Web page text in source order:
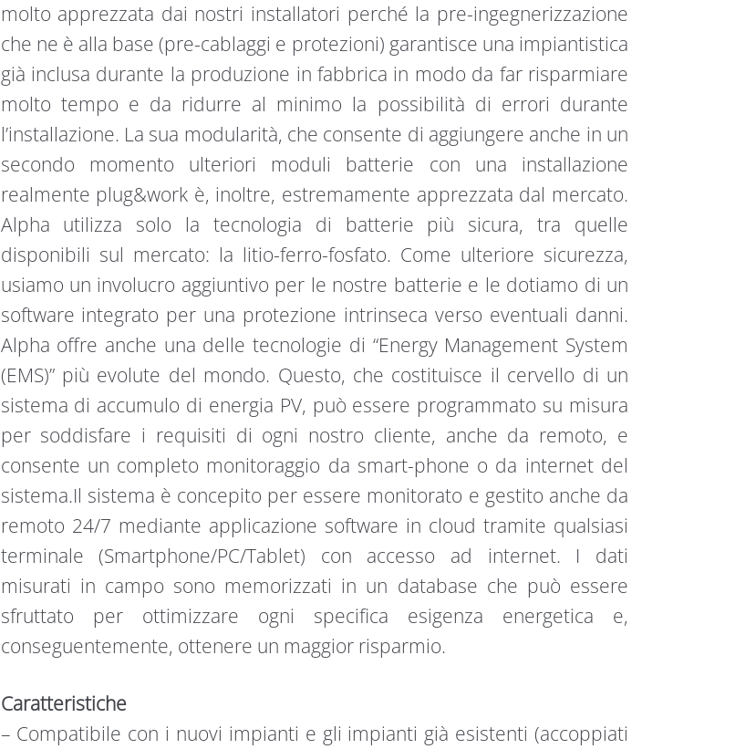
molto apprezzata dai nostri installatori perché la pre-ingegnerizzazione
che ne è alla base (pre-cablaggi e protezioni) garantisce una impiantistica
già inclusa durante la produzione in fabbrica in modo da far risparmiare
molto tempo e da ridurre al minimo la possibilità di errori durante
l’installazione. La sua modularità, che consente di aggiungere anche in un
secondo momento ulteriori moduli batterie con una installazione
realmente plug&work è, inoltre, estremamente apprezzata dal mercato.
Alpha utilizza solo la tecnologia di batterie più sicura, tra quelle
disponibili sul mercato: la litio-ferro-fosfato. Come ulteriore sicurezza,
usiamo un involucro aggiuntivo per le nostre batterie e le dotiamo di un
software integrato per una protezione intrinseca verso eventuali danni.
Alpha offre anche una delle tecnologie di “Energy Management System
(EMS)” più evolute del mondo. Questo, che costituisce il cervello di un
sistema di accumulo di energia PV, può essere programmato su misura
per soddisfare i requisiti di ogni nostro cliente, anche da remoto, e
consente un completo monitoraggio da smart-phone o da internet del
sistema.Il sistema è concepito per essere monitorato e gestito anche da
remoto 24/7 mediante applicazione software in cloud tramite qualsiasi
terminale (Smartphone/PC/Tablet) con accesso ad internet. I dati
misurati in campo sono memorizzati in un database che può essere
sfruttato per ottimizzare ogni specifica esigenza energetica e,
conseguentemente, ottenere un maggior risparmio.
Caratteristiche
– Compatibile con i nuovi impianti e gli impianti già esistenti (accoppiati